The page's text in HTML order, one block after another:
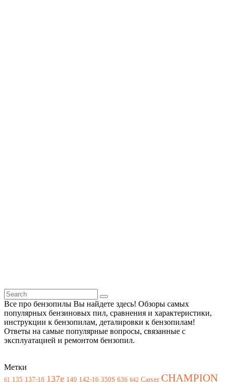
Все про бензопилы Вы найдете здесь! Обзоры самых
популярных бензиновых пил, сравнения и характеристики,
инструкции к бензопилам, деталировки к бензопилам!
Ответы на самые популярные вопросы, связанные с
эксплуатацией и ремонтом бензопил.
Метки
61 135 137-16 137e 140 142-16 350S 636 642 Carver CHAMPION